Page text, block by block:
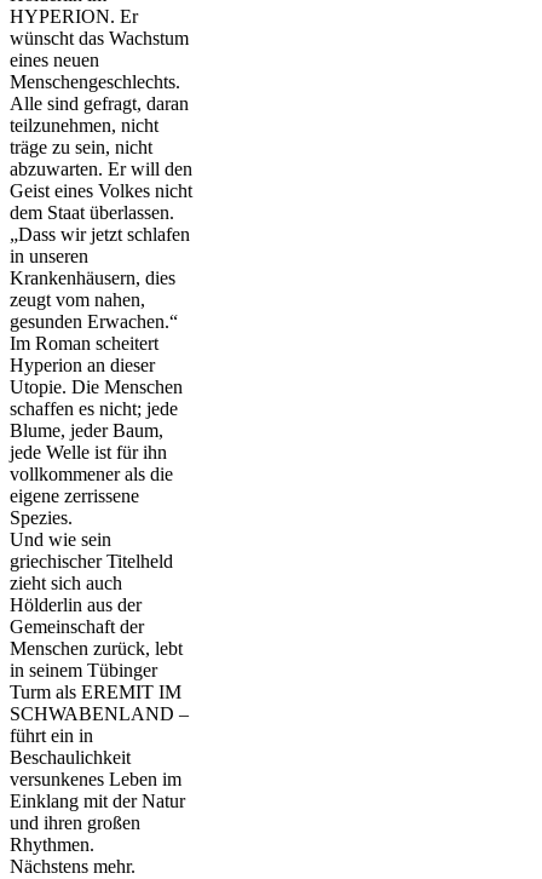
HYPERION. Er
wünscht das Wachstum
eines neuen
Menschengeschlechts.
Alle sind gefragt, daran
teilzunehmen, nicht
träge zu sein, nicht
abzuwarten. Er will den
Geist eines Volkes nicht
dem Staat überlassen.
„Dass wir jetzt schlafen
in unseren
Krankenhäusern, dies
zeugt vom nahen,
gesunden Erwachen.“
Im Roman scheitert
Hyperion an dieser
Utopie. Die Menschen
schaffen es nicht; jede
Blume, jeder Baum,
jede Welle ist für ihn
vollkommener als die
eigene zerrissene
Spezies.
Und wie sein
griechischer Titelheld
zieht sich auch
Hölderlin aus der
Gemeinschaft der
Menschen zurück, lebt
in seinem Tübinger
Turm als EREMIT IM
SCHWABENLAND –
führt ein in
Beschaulichkeit
versunkenes Leben im
Einklang mit der Natur
und ihren großen
Rhythmen.
Nächstens mehr.